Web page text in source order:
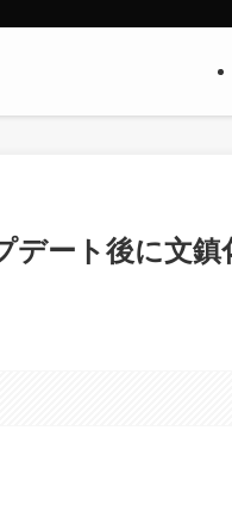
デート後に文鎮